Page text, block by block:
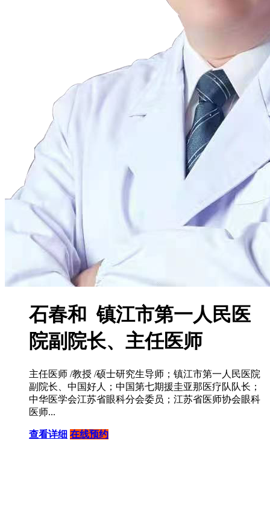
石春和 镇江市第一人民医
院副院长、主任医师
主任医师 /教授 /硕士研究生导师；镇江市第一人民医院
副院长、中国好人；中国第七期援圭亚那医疗队队长；
中华医学会江苏省眼科分会委员；江苏省医师协会眼科
医师...
查看详细 在线预约